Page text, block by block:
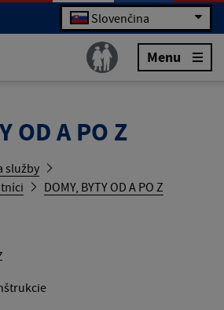
Slovenčina
Menu
OD A PO Z
služby
DOMY, BYTY OD A PO Z